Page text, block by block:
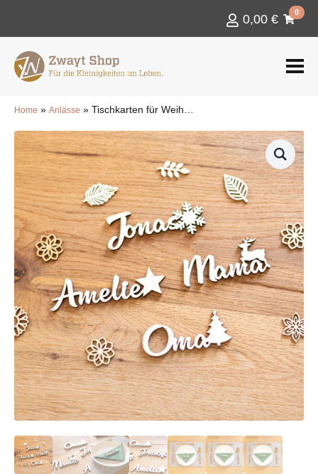
0,00 € 0
Home » Anlässe » Tischkarten für Weihnachten aus Holz, Schriftzug mit Weihnachtsmotiven